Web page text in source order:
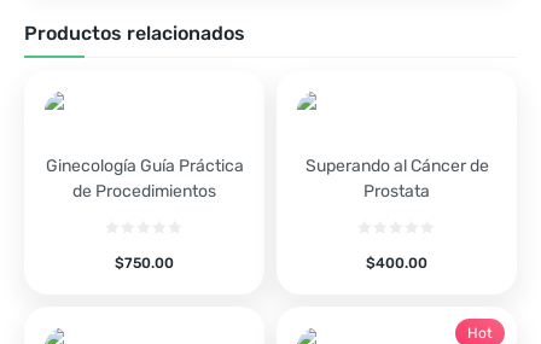
Productos relacionados
Ginecología Guía Práctica
de Procedimientos
$750.00
Superando al Cáncer de
Prostata
$400.00
Hot